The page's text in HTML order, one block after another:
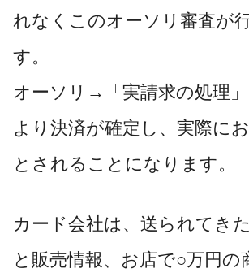
れなくこのオーソリ審査が
す。
オーソリ→「実請求の処理
より決済が確定し、実際に
とされることになります。
カード会社は、送られてき
と販売情報、お店で○万円の